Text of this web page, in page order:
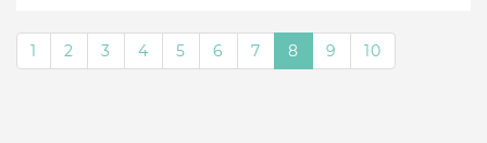
1 2 3 4 5 6 7 8 9 10